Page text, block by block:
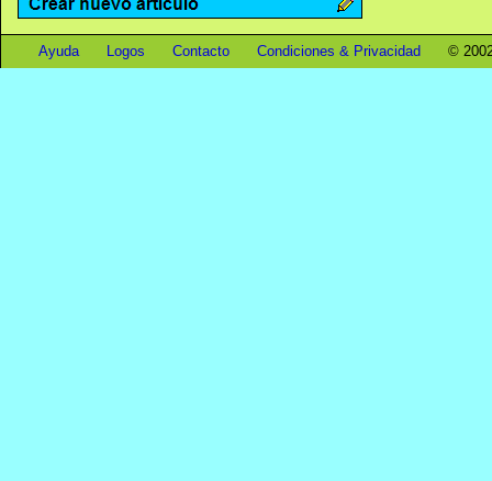
Ayuda Logos Contacto Condiciones & Privacidad ©